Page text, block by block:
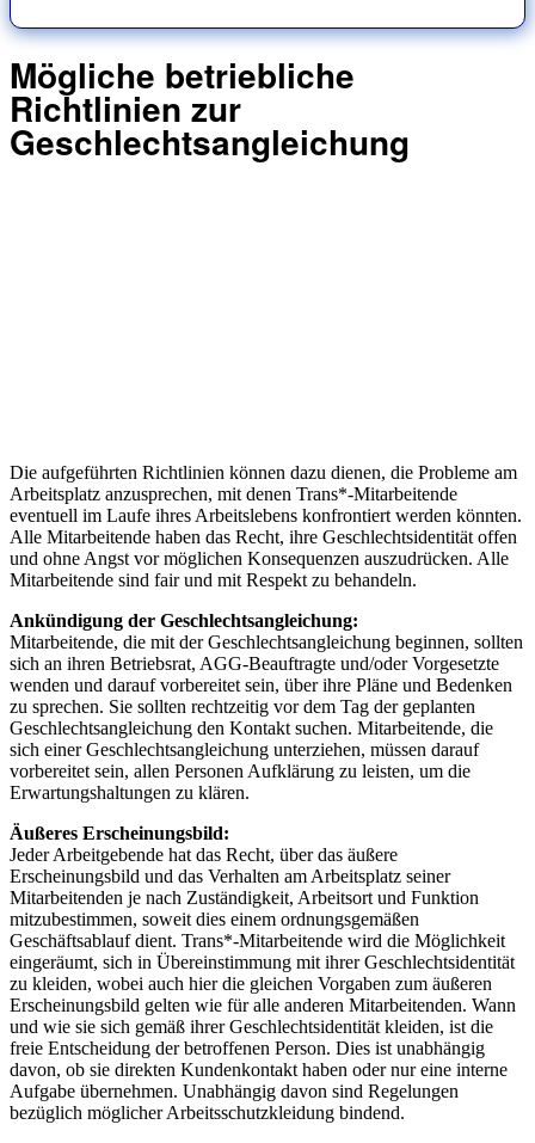
Mögliche betriebliche
Richtlinien zur
Geschlechtsangleichung
Die aufgeführten Richtlinien können dazu dienen, die Probleme am
Arbeitsplatz anzusprechen, mit denen Trans*-Mitarbeitende
eventuell im Laufe ihres Arbeitslebens konfrontiert werden könnten.
Alle Mitarbeitende haben das Recht, ihre Geschlechtsidentität offen
und ohne Angst vor möglichen Konsequenzen auszudrücken. Alle
Mitarbeitende sind fair und mit Respekt zu behandeln.
Ankündigung der Geschlechtsangleichung:
Mitarbeitende, die mit der Geschlechtsangleichung beginnen, sollten
sich an ihren Betriebsrat, AGG-Beauftragte und/oder Vorgesetzte
wenden und darauf vorbereitet sein, über ihre Pläne und Bedenken
zu sprechen. Sie sollten rechtzeitig vor dem Tag der geplanten
Geschlechtsangleichung den Kontakt suchen. Mitarbeitende, die
sich einer Geschlechtsangleichung unterziehen, müssen darauf
vorbereitet sein, allen Personen Aufklärung zu leisten, um die
Erwartungshaltungen zu klären.
Äußeres Erscheinungsbild:
Jeder Arbeitgebende hat das Recht, über das äußere
Erscheinungsbild und das Verhalten am Arbeitsplatz seiner
Mitarbeitenden je nach Zuständigkeit, Arbeitsort und Funktion
mitzubestimmen, soweit dies einem ordnungsgemäßen
Geschäftsablauf dient. Trans*-Mitarbeitende wird die Möglichkeit
eingeräumt, sich in Übereinstimmung mit ihrer Geschlechtsidentität
zu kleiden, wobei auch hier die gleichen Vorgaben zum äußeren
Erscheinungsbild gelten wie für alle anderen Mitarbeitenden. Wann
und wie sie sich gemäß ihrer Geschlechtsidentität kleiden, ist die
freie Entscheidung der betroffenen Person. Dies ist unabhängig
davon, ob sie direkten Kundenkontakt haben oder nur eine interne
Aufgabe übernehmen. Unabhängig davon sind Regelungen
bezüglich möglicher Arbeitsschutzkleidung bindend.